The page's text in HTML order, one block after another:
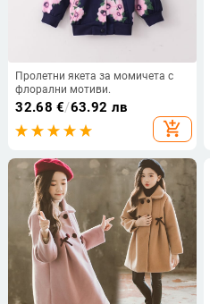
Пролетни якета за момичета с
флорални мотиви.
32.68 €/63.92 лв
add_shopping_cart